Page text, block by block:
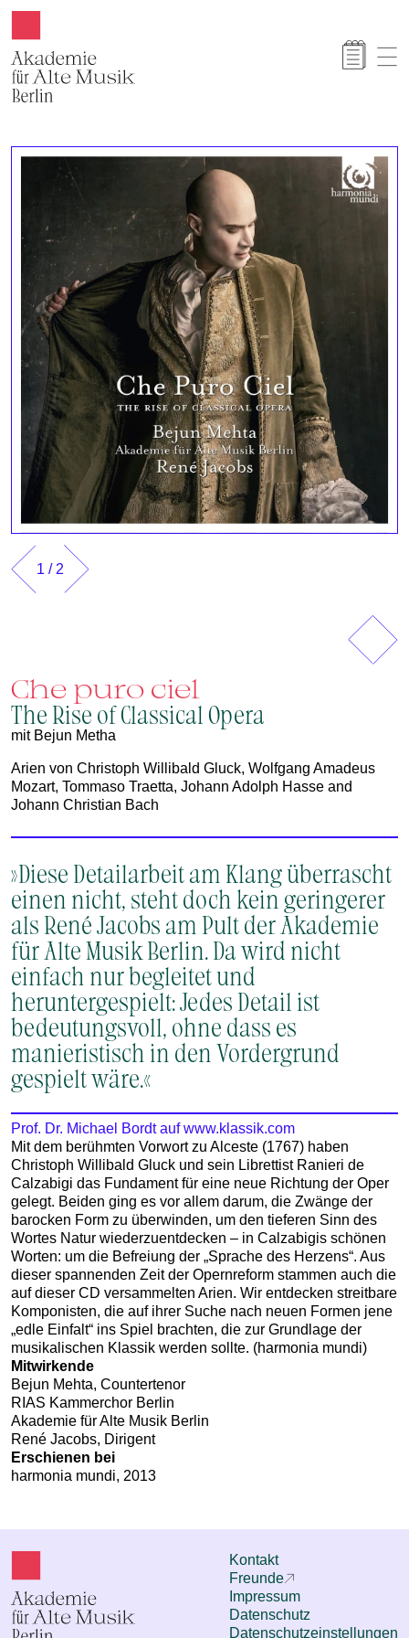
1 / 2
Che puro ciel
The Rise of Classical Opera
mit Bejun Metha
Arien von Christoph Willibald Gluck, Wolfgang Amadeus
Mozart, Tommaso Traetta, Johann Adolph Hasse and
Johann Christian Bach
»Diese Detailarbeit am Klang überrascht
einen nicht, steht doch kein geringerer
als René Jacobs am Pult der Akademie
für Alte Musik Berlin. Da wird nicht
einfach nur begleitet und
heruntergespielt: Jedes Detail ist
bedeutungsvoll, ohne dass es
manieristisch in den Vordergrund
gespielt wäre.«
Prof. Dr. Michael Bordt auf www.klassik.com
Mit dem berühmten Vorwort zu Alceste (1767) haben
Christoph Willibald Gluck und sein Librettist Ranieri de
Calzabigi das Fundament für eine neue Richtung der Oper
gelegt. Beiden ging es vor allem darum, die Zwänge der
barocken Form zu überwinden, um den tieferen Sinn des
Wortes Natur wiederzuentdecken – in Calzabigis schönen
Worten: um die Befreiung der „Sprache des Herzens“. Aus
dieser spannenden Zeit der Opernreform stammen auch die
auf dieser CD versammelten Arien. Wir entdecken streitbare
Komponisten, die auf ihrer Suche nach neuen Formen jene
„edle Einfalt“ ins Spiel brachten, die zur Grundlage der
musikalischen Klassik werden sollte. (harmonia mundi)
Mitwirkende
Bejun Mehta, Countertenor
RIAS Kammerchor Berlin
Akademie für Alte Musik Berlin
René Jacobs, Dirigent
Erschienen bei
harmonia mundi, 2013
Kontakt
Freunde
Impressum
Datenschutz
Datenschutzeinstellungen